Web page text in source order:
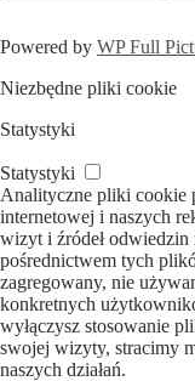
Powered by WP Full
Niezbędne pliki cookie
Statystyki
Statystyki
Analityczne pliki cookie
internetowej i naszych
wizyt i źródeł odwiedzin
pośrednictwem tych
zagregowany, nie
konkretnych
wyłączysz stosowanie
swojej wizyty, stracimy
naszych działań.